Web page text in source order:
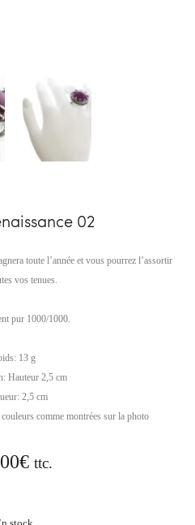
02
toute l’année et vous pourrez l’assortir
vos tenues.
pur 1000/1000.
13 g
Hauteur 2,5 cm
2,5 cm
comme montrées sur la photo
€ ttc.